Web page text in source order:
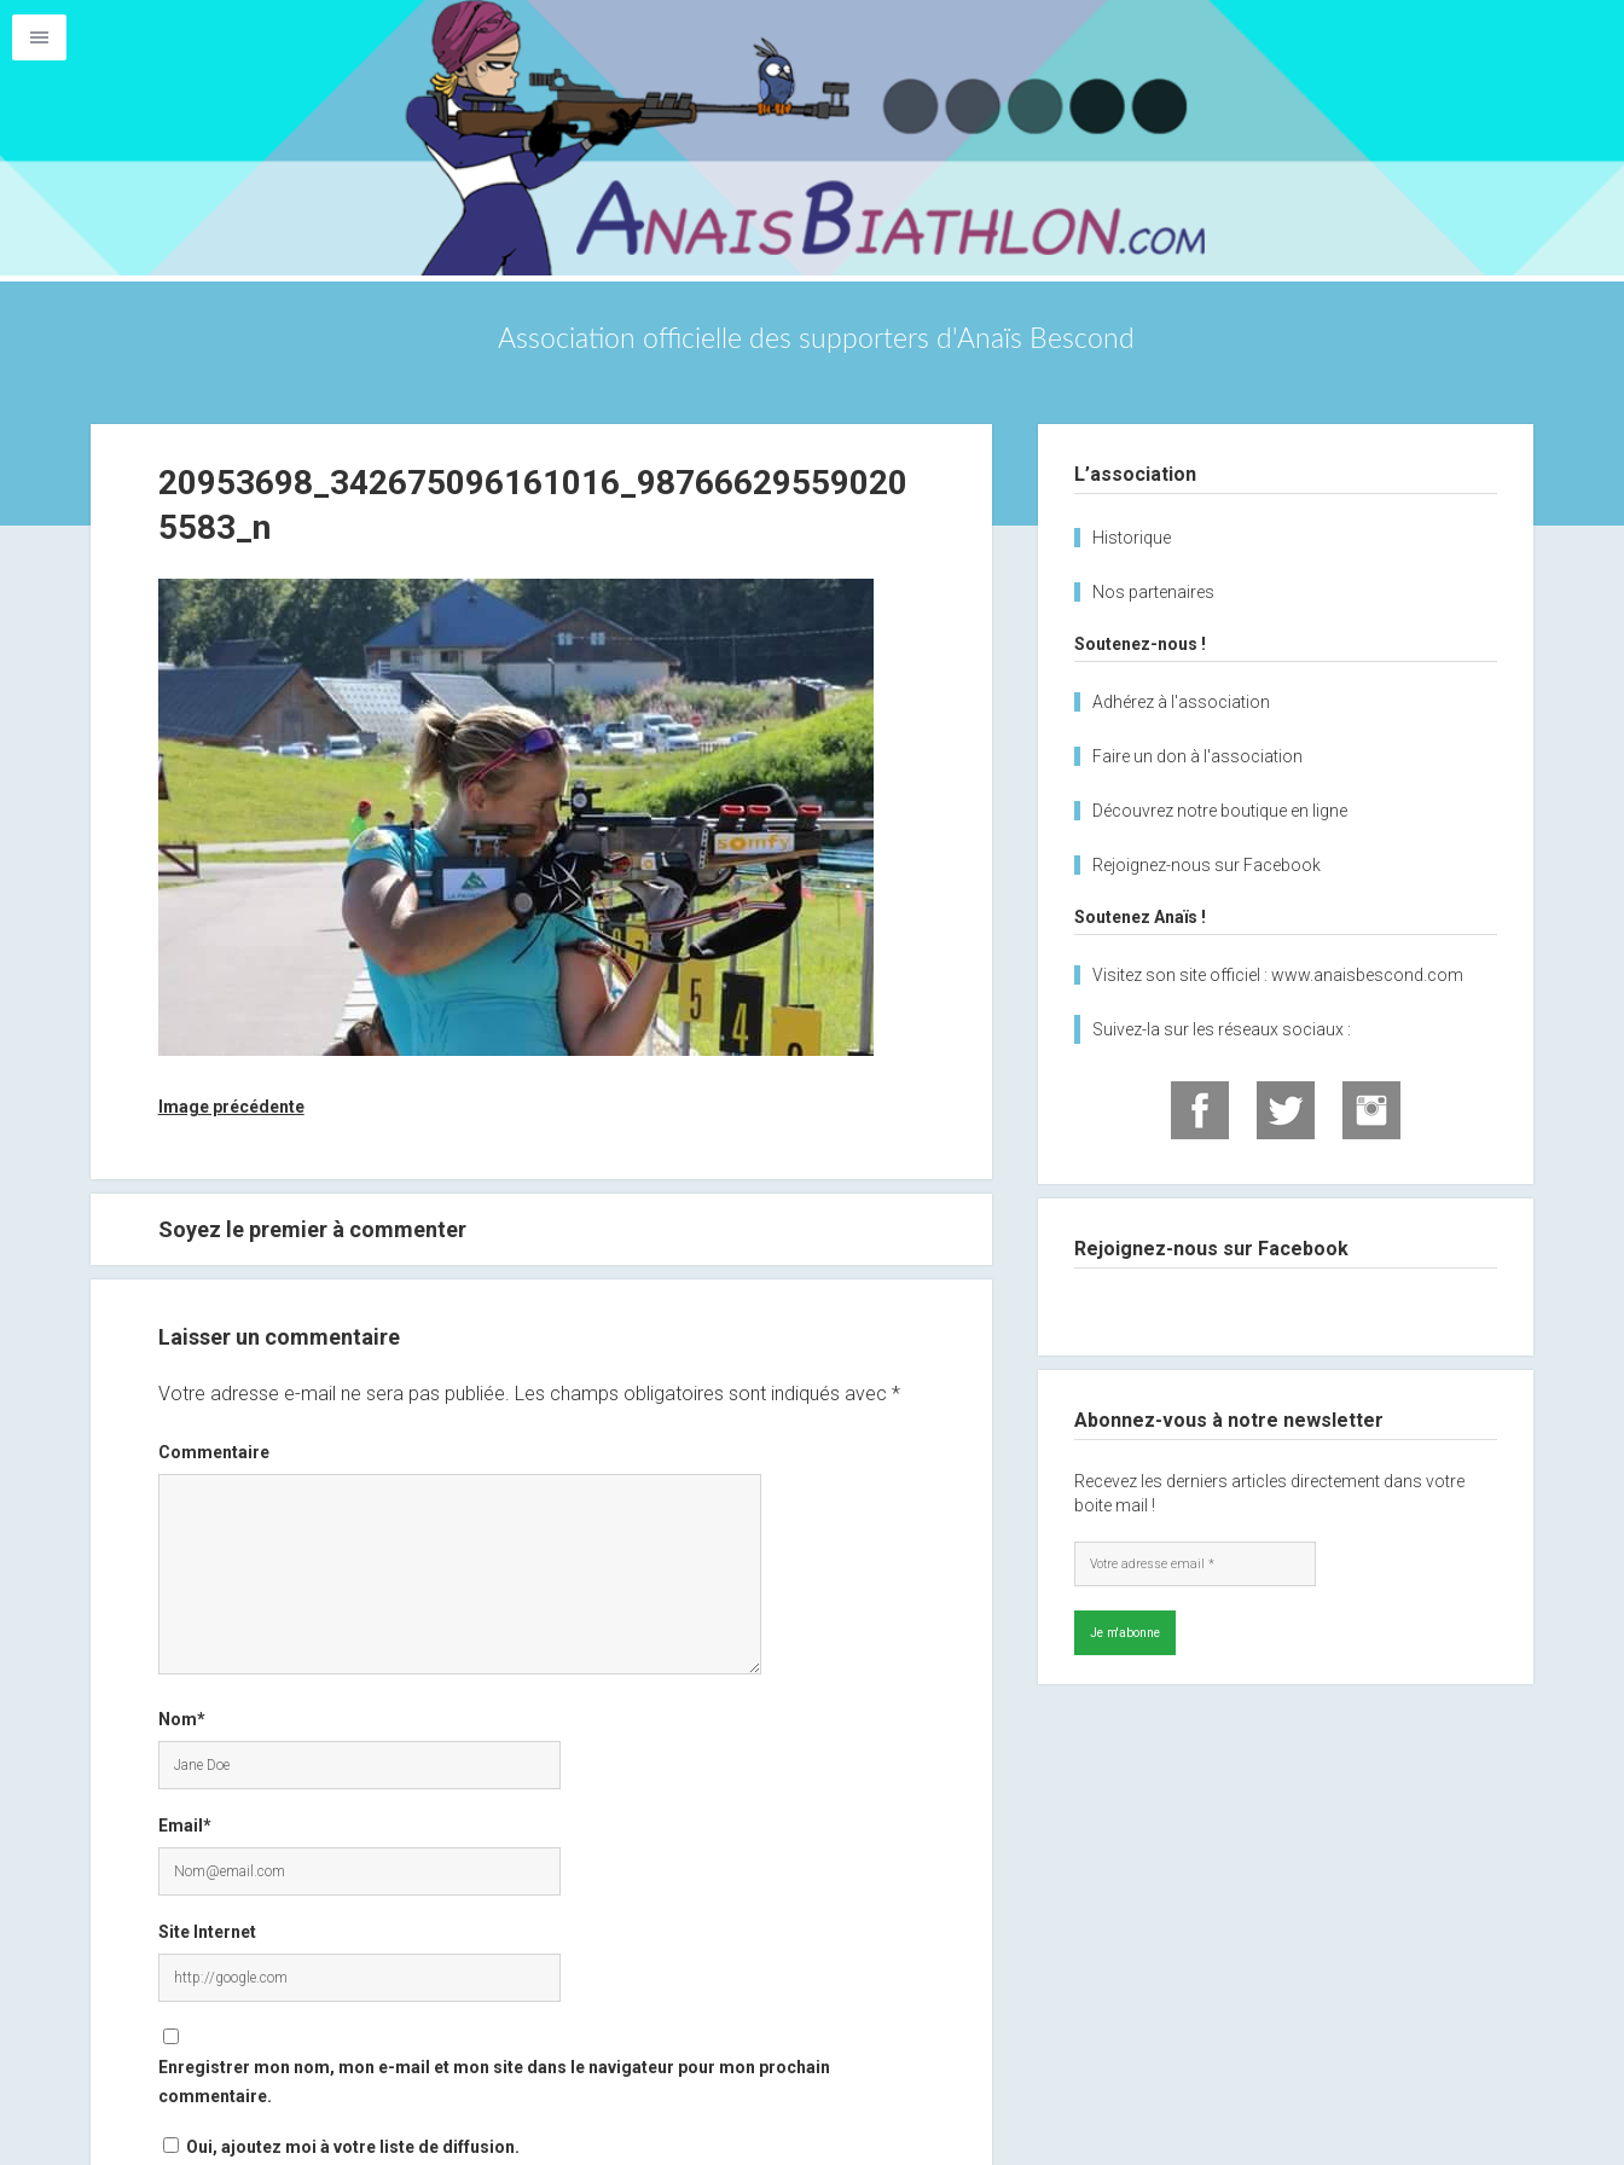
Association officielle des supporters d'Anaïs Bescond
20953698_342675096161016_98766629559020
5583_n
Image précédente
Soyez le premier à commenter
Laisser un commentaire
Votre adresse e-mail ne sera pas publiée. Les champs obligatoires sont indiqués avec *
Commentaire
Nom*
Email*
Site Internet
Enregistrer mon nom, mon e-mail et mon site dans le navigateur pour mon prochain
commentaire.
Oui, ajoutez moi à votre liste de diffusion.
L’association
Historique
Nos partenaires
Soutenez-nous !
Adhérez à l'association
Faire un don à l'association
Découvrez notre boutique en ligne
Rejoignez-nous sur Facebook
Soutenez Anaïs !
Visitez son site officiel : www.anaisbescond.com
Suivez-la sur les réseaux sociaux :
Rejoignez-nous sur Facebook
Abonnez-vous à notre newsletter
Recevez les derniers articles directement dans votre
boite mail !